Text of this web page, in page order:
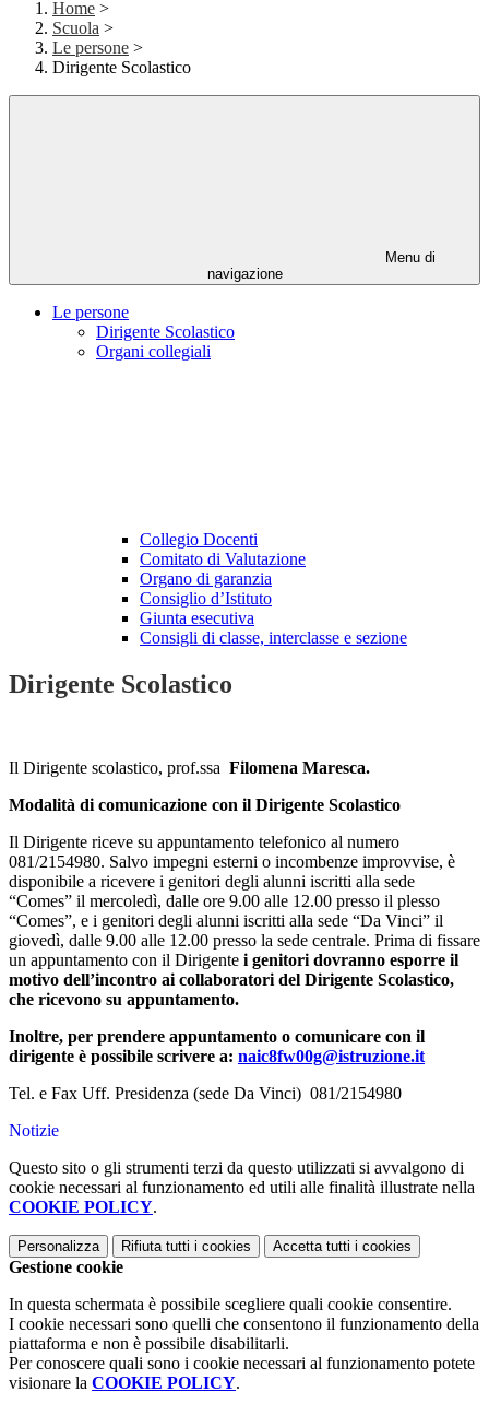
Home >
Scuola >
Le persone >
Dirigente Scolastico
Menu di
navigazione
Le persone
Dirigente Scolastico
Organi collegiali
Collegio Docenti
Comitato di Valutazione
Organo di garanzia
Consiglio d’Istituto
Giunta esecutiva
Consigli di classe, interclasse e sezione
Dirigente Scolastico
Il Dirigente scolastico, prof.ssa Filomena Maresca.
Modalità di comunicazione con il Dirigente Scolastico
Il Dirigente riceve su appuntamento telefonico al numero
081/2154980. Salvo impegni esterni o incombenze improvvise, è
disponibile a ricevere i genitori degli alunni iscritti alla sede
“Comes” il mercoledì, dalle ore 9.00 alle 12.00 presso il plesso
“Comes”, e i genitori degli alunni iscritti alla sede “Da Vinci” il
giovedì, dalle 9.00 alle 12.00 presso la sede centrale. Prima di fissare
un appuntamento con il Dirigente i genitori dovranno esporre il
motivo dell’incontro ai collaboratori del Dirigente Scolastico,
che ricevono su appuntamento.
Inoltre, per prendere appuntamento o comunicare con il
dirigente è possibile scrivere a: naic8fw00g@istruzione.it
Tel. e Fax Uff. Presidenza (sede Da Vinci) 081/2154980
Notizie
Questo sito o gli strumenti terzi da questo utilizzati si avvalgono di
cookie necessari al funzionamento ed utili alle finalità illustrate nella
COOKIE POLICY.
Personalizza Rifiuta tutti i cookies Accetta tutti i cookies
Gestione cookie
In questa schermata è possibile scegliere quali cookie consentire.
I cookie necessari sono quelli che consentono il funzionamento della
piattaforma e non è possibile disabilitarli.
Per conoscere quali sono i cookie necessari al funzionamento potete
visionare la COOKIE POLICY.